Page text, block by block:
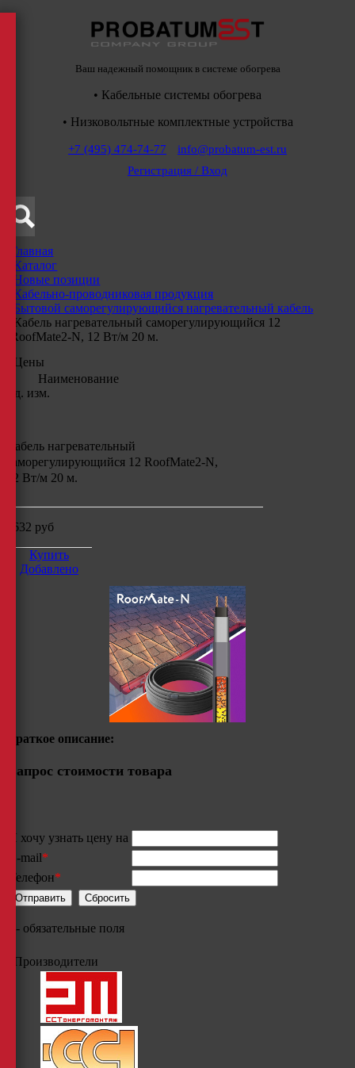
Ваш надежный помощник в системе обогрева
• Кабельные системы обогрева
• Низковольтные комплектные устройства
+7 (495) 474-74-77
info@probatum-est.ru
Регистрация / Вход
Главная
Каталог
Новые позиции
Кабельно-проводниковая продукция
Бытовой саморегулирующийся нагревательный кабель
Кабель нагревательный саморегулирующийся 12
RoofMate2-N, 12 Вт/м 20 м.
Цены
Наименование
Ед. изм.
Кабель нагревательный
саморегулирующийся 12 RoofMate2-N,
12 Вт/м 20 м.
2632 руб
Купить
Добавлено
Краткое описание:
Запрос стоимости товара
Я хочу узнать цену на
E-mail*
Телефон*
- обязательные поля
Производители